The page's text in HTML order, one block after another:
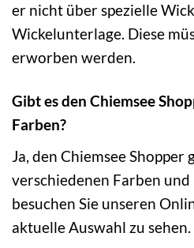
er nicht über spezielle
Wickelunterlage. Diese
erworben werden.
Gibt es den Chiemsee
Farben?
Ja, den Chiemsee Shopper
verschiedenen Farben und
besuchen Sie unseren
aktuelle Auswahl zu sehen.